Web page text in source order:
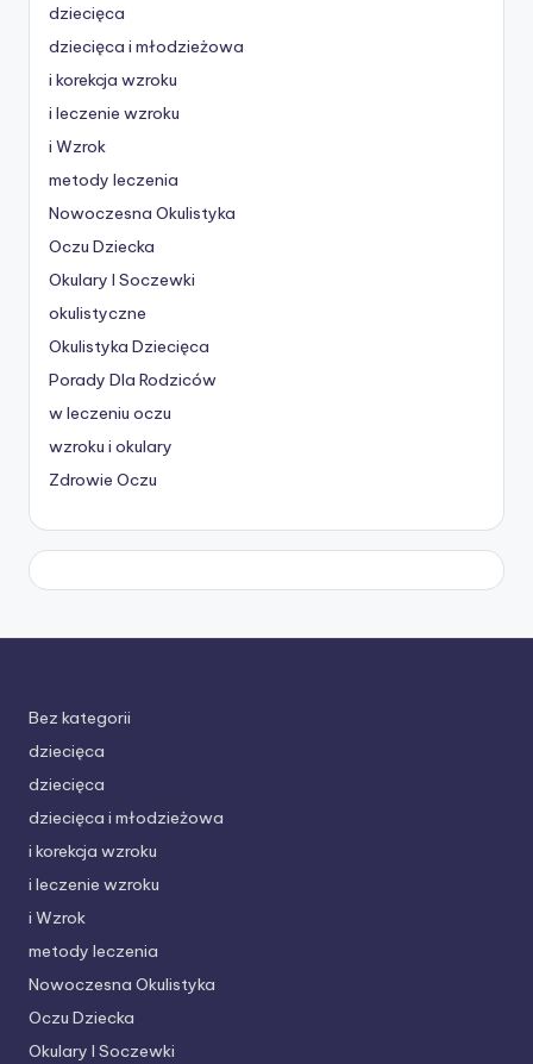
dziecięca
dziecięca i młodzieżowa
i korekcja wzroku
i leczenie wzroku
i Wzrok
metody leczenia
Nowoczesna Okulistyka
Oczu Dziecka
Okulary I Soczewki
okulistyczne
Okulistyka Dziecięca
Porady Dla Rodziców
w leczeniu oczu
wzroku i okulary
Zdrowie Oczu
Bez kategorii
dziecięca
dziecięca
dziecięca i młodzieżowa
i korekcja wzroku
i leczenie wzroku
i Wzrok
metody leczenia
Nowoczesna Okulistyka
Oczu Dziecka
Okulary I Soczewki